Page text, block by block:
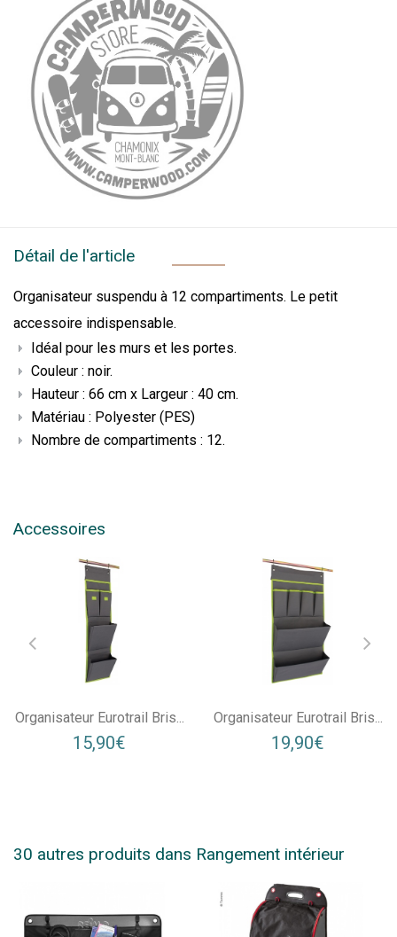
Détail de l'article
Organisateur suspendu à 12 compartiments. Le petit
accessoire indispensable.
Idéal pour les murs et les portes.
Couleur : noir.
Hauteur : 66 cm x Largeur : 40 cm.
Matériau : Polyester (PES)
Nombre de compartiments : 12.
Accessoires
Organisateur Eurotrail Bris...
15,90€
Organisateur Eurotrail Bris...
19,90€
30 autres produits dans Rangement intérieur